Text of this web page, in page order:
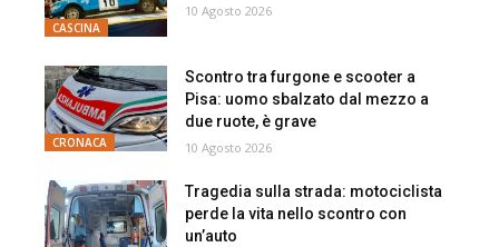
CASCINA
10 Agosto 2026
CRONACA
Scontro tra furgone e scooter a
Pisa: uomo sbalzato dal mezzo a
due ruote, è grave
10 Agosto 2026
Tragedia sulla strada: motociclista
perde la vita nello scontro con
un’auto